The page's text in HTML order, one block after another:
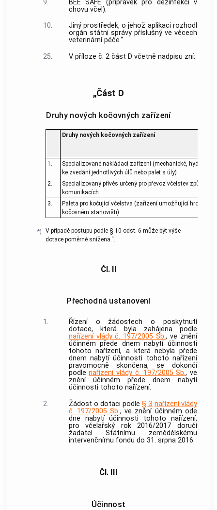
9.
BEE SAFE (přípravek pro dezinfekci v
chovu včel).
10.
Jiný prostředek, o jehož aplikaci rozhodl
orgán státní správy příslušný ve věcech
veterinární péče.“.
25.
V příloze č. 2 část D včetně nadpisu zní:
„Část D
Druhy nových kočovných zařízení
Druhy nových kočovných zařízení
1.
Specializované nakládací zařízení (mechanické,
ke zvedání jednotlivých úlů nebo palet s úly)
2.
Specializovaný přívěs určený pro převoz včelstev
komunikacích
3.
Paleta pro kočující včelstva (zařízení umožňující
kočovném stanovišti)
*)
V případě postupu podle § 10 odst. 6 může být výše
dotace poměrně snížena.“.
Čl. II
Přechodná ustanovení
1.
Řízení o žádostech o poskytnutí
dotace, která byla zahájena podle
nařízení vlády č. 197/2005 Sb., ve znění
účinném přede dnem nabytí účinnosti
tohoto nařízení, a která nebyla přede
dnem nabytí účinnosti tohoto nařízení
pravomocně skončena, se dokončí
podlenařízení vlády č. 197/2005 Sb., ve
znění účinném přede dnem nabytí
účinnosti tohoto nařízení.
2.
Žádost o dotaci podle§ 3 nařízení vlády
č. 197/2005 Sb., ve znění účinném ode
dne nabytí účinnosti tohoto nařízení,
pro včelařský rok 2016/2017 doručí
žadatel Státnímu zemědělskému
intervenčnímu fondu do 31. srpna 2016.
Čl. III
Účinnost